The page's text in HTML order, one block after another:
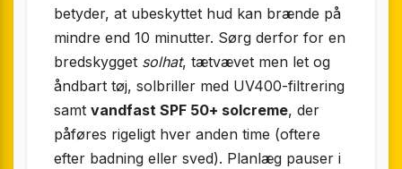
betyder, at ubeskyttet hud kan brænde på
mindre end 10 minutter. Sørg derfor for en
bredskygget solhat, tætvævet men let og
åndbart tøj, solbriller med UV400-filtrering
samt vandfast SPF 50+ solcreme, der
påføres rigeligt hver anden time (oftere
efter badning eller sved). Planlæg pauser i